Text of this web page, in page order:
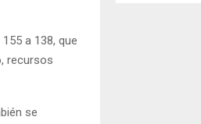
a 138, que
recursos
se